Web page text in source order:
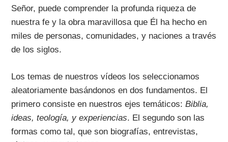
Señor, puede comprender la profunda riqueza de
nuestra fe y la obra maravillosa que Él ha hecho en
miles de personas, comunidades, y naciones a través
de los siglos.
Los temas de nuestros vídeos los seleccionamos
aleatoriamente basándonos en dos fundamentos. El
primero consiste en nuestros ejes temáticos:Biblia,
ideas, teología, y experiencias. El segundo son las
formas como tal, que son biografías, entrevistas,